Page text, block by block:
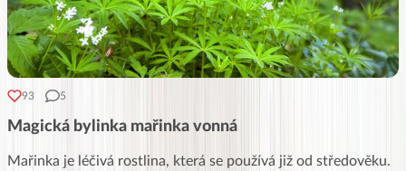
93 5
Magická bylinka mařinka vonná
Mařinka je léčivá rostlina, která se používá již od středověku.